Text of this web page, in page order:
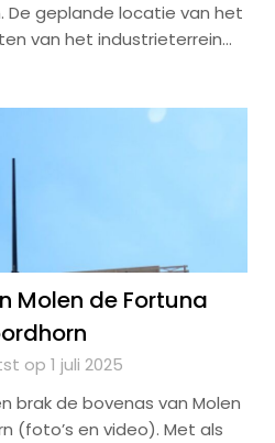
De geplande locatie van het
van het industrieterrein…
Molen de Fortuna
op 1 juli 2025
brak de bovenas van Molen
(foto’s en video). Met als